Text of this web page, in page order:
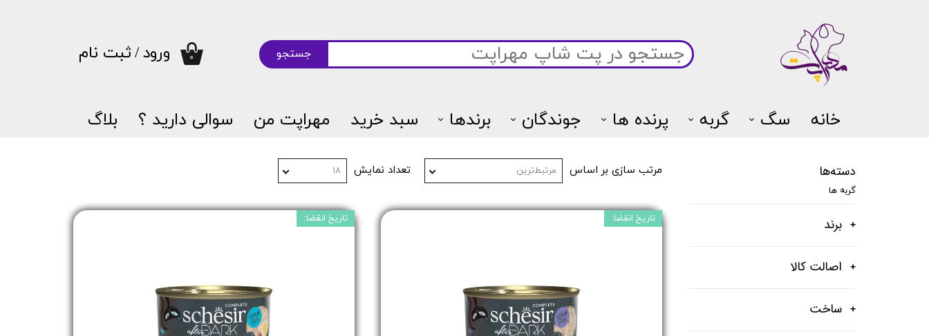
خانه سگ گربه پرنده ها جوندگان برندها سبد خرید مهراپت من سوالی دارید ؟ بلاگ
۰ جستجو ورود/ثبت نام
دسته‌ها
گربه ها
برند
اصالت کالا
ساخت
مرتب سازی بر اساس مرتبط‌ترین تعداد نمایش ۱۸
تاریخ انقضا: تاریخ انقضا: